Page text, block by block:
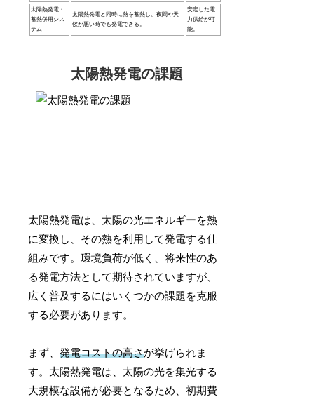
太陽熱発電・
蓄熱併用シス
テム
太陽熱発電と同時に熱を蓄熱し、夜間や天
候が悪い時でも発電できる。
安定した電
力供給が可
能。
太陽熱発電の課題
太陽熱発電は、太陽の光エネルギーを熱
に変換し、その熱を利用して発電する仕
組みです。環境負荷が低く、将来性のあ
る発電方法として期待されていますが、
広く普及するにはいくつかの課題を克服
する必要があります。
まず、発電コストの高さが挙げられま
す。太陽熱発電は、太陽の光を集光する
大規模な設備が必要となるため、初期費